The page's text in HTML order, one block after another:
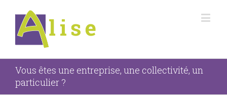
Vous êtes une entreprise, une collectivité, un
particulier ?